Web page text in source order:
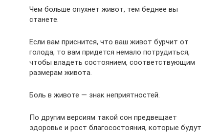
Чем больше опухнет живот, тем беднее вы
станете.
Если вам приснится, что ваш живот бурчит от
голода, то вам придется немало потрудиться,
чтобы владеть состоянием, соответствующим
размерам живота.
Боль в животе — знак неприятностей.
По другим версиям такой сон предвещает
здоровье и рост благосостояния, которые будут